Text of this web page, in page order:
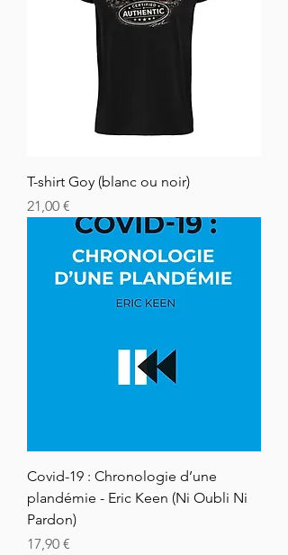
T-shirt Goy (blanc ou noir)
Hinta
21,00 €
Covid-19 : Chronologie d’une
plandémie - Eric Keen (Ni Oubli Ni
Pardon)
Hinta
17,90 €